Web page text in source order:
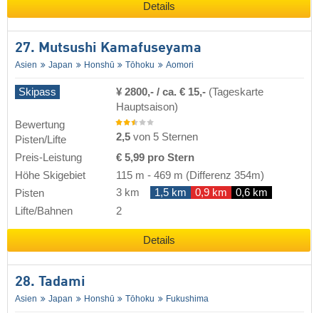
Details
27. Mutsushi Kamafuseyama
Asien Japan Honshū Tōhoku Aomori
Skipass ¥ 2800,- / ca. € 15,- (Tageskarte
Hauptsaison)
Bewertung
Pisten/Lifte
2,5 von 5 Sternen
Preis-Leistung
€ 5,99 pro Stern
Höhe Skigebiet
115 m - 469 m (Differenz 354m)
Pisten
3 km 1,5 km 0,9 km
0,6 km
Lifte/Bahnen
2
Details
28. Tadami
Asien Japan Honshū Tōhoku Fukushima